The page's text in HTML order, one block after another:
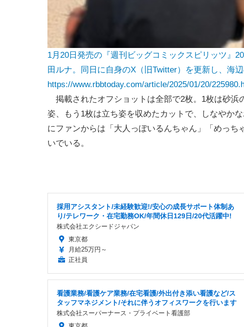
1月20日発売の『週刊ビッグコミックスピリッツ』
田ルナ。同日に自身のX（旧Twitter）を更新し、海
https://www.rbbtoday.com/article/2025/01/20/
掲載されたオフショットは全部で2枚。1枚は砂浜
姿、もう1枚は立ち姿を収めたカットで、しなやか
にファンからは「大人っぽいるんちゃん」「めっ
いでいる。
採用アシスタント/未経験歓迎!/安心の成長サポート体制あ
り/テレワーク・在宅勤務OK/年間休日129日/20代活躍中!
株式会社エクシードジャパン
東京都
月給25万円～
正社員
看護業務/看護ケア業務/在宅看護/外出付き添い看護など/ス
タッフマネジメント/それに伴うオフィスワークを行います
株式会社スーパーナース・プライベート看護部